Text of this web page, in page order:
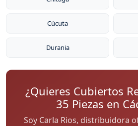
Cúcuta
Durania
¿Quieres Cubiertos
35 Piezas en
Soy Carla Rios, distribuidora